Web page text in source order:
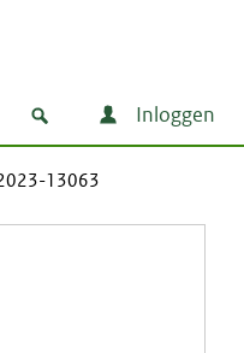
Inloggen
13063